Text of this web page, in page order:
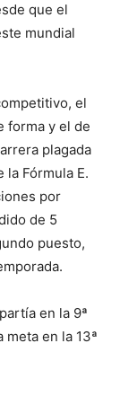
que el
mundial
el
forma y el de
plagada
Fórmula E.
por
de 5
puesto,
en la 9ª
en la 13ª